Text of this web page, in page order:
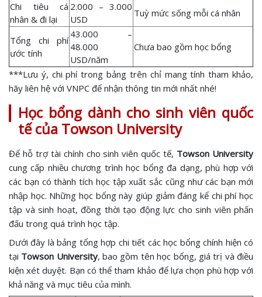
Chi tiêu cá
nhân & đi lại
2.000 – 3.000
USD
Tuỳ mức sống mỗi cá nhân
Tổng chi phí
ước tính
43.000 –
48.000
USD/năm
Chưa bao gồm học bổng
***Lưu ý, chi phí trong bảng trên chỉ mang tính tham khảo,
hãy liên hệ với VNPC để nhận thông tin mới nhất nhé!
Học bổng dành cho sinh viên quốc
tế của Towson University
Để hỗ trợ tài chính cho sinh viên quốc tế, Towson University
cung cấp nhiều chương trình học bổng đa dạng, phù hợp với
các bạn có thành tích học tập xuất sắc cũng như các bạn mới
nhập học. Những học bổng này giúp giảm đáng kể chi phí học
tập và sinh hoạt, đồng thời tạo động lực cho sinh viên phấn
đấu trong quá trình học tập.
Dưới đây là bảng tổng hợp chi tiết các học bổng chính hiện có
tại Towson University, bao gồm tên học bổng, giá trị và điều
kiện xét duyệt. Bạn có thể tham khảo để lựa chọn phù hợp với
khả năng và mục tiêu của mình.